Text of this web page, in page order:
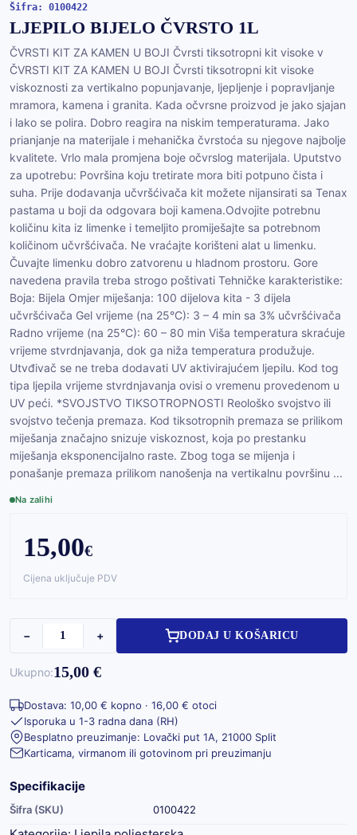
Šifra: 0100422
LJEPILO BIJELO ČVRSTO 1L
ČVRSTI KIT ZA KAMEN U BOJI Čvrsti tiksotropni kit visoke v
ČVRSTI KIT ZA KAMEN U BOJI Čvrsti tiksotropni kit visoke
viskoznosti za vertikalno popunjavanje, ljepljenje i popravljanje
mramora, kamena i granita. Kada očvrsne proizvod je jako sjajan
i lako se polira. Dobro reagira na niskim temperaturama. Jako
prianjanje na materijale i mehanička čvrstoća su njegove najbolje
kvalitete. Vrlo mala promjena boje očvrslog materijala. Uputstvo
za upotrebu: Površina koju tretirate mora biti potpuno čista i
suha. Prije dodavanja učvršćivača kit možete nijansirati sa Tenax
pastama u boji da odgovara boji kamena.Odvojite potrebnu
količinu kita iz limenke i temeljito promiješajte sa potrebnom
količinom učvršćivača. Ne vraćajte korišteni alat u limenku.
Čuvajte limenku dobro zatvorenu u hladnom prostoru. Gore
navedena pravila treba strogo poštivati Tehničke karakteristike:
Boja: Bijela Omjer miješanja: 100 dijelova kita - 3 dijela
učvršćivača Gel vrijeme (na 25°C): 3 – 4 min sa 3% učvršćivača
Radno vrijeme (na 25°C): 60 – 80 min Viša temperatura skraćuje
vrijeme stvrdnjavanja, dok ga niža temperatura produžuje.
Utvđivač se ne treba dodavati UV aktivirajućem ljepilu. Kod tog
tipa ljepila vrijeme stvrdnjavanja ovisi o vremenu provedenom u
UV peći. *SVOJSTVO TIKSOTROPNOSTI Reološko svojstvo ili
svojstvo tečenja premaza. Kod tiksotropnih premaza se prilikom
miješanja značajno snizuje viskoznost, koja po prestanku
miješanja eksponencijalno raste. Zbog toga se mijenja i
ponašanje premaza prilikom nanošenja na vertikalnu površinu ...
Na zalihi
15,00€
Cijena uključuje PDV
− + DODAJ U KOŠARICU
Ukupno:15,00 €
Dostava: 10,00 € kopno · 16,00 € otoci
Isporuka u 1-3 radna dana (RH)
Besplatno preuzimanje: Lovački put 1A, 21000 Split
Karticama, virmanom ili gotovinom pri preuzimanju
Specifikacije
Šifra (SKU) 0100422